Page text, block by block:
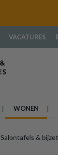
VACATURES
WONEN
Salontafels &